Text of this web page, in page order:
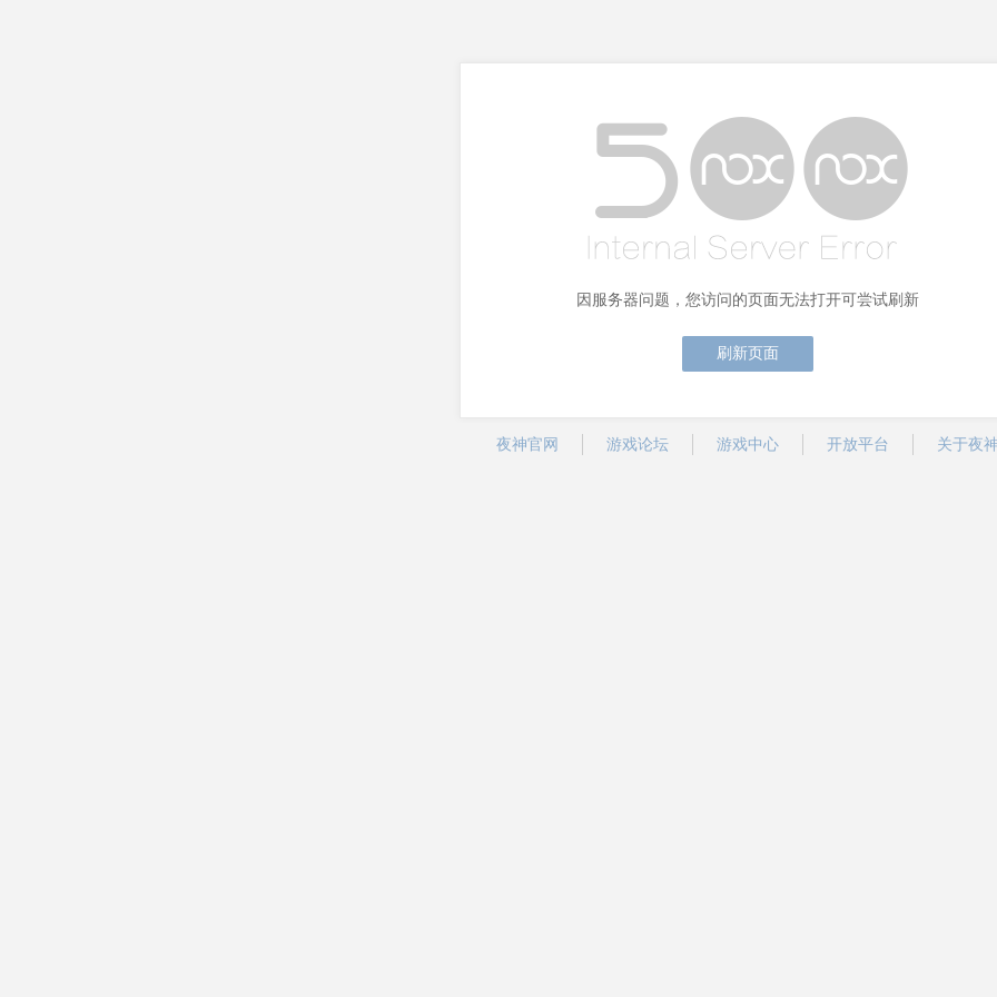
因服务器问题，您访问的页面无法打开可尝试刷新
刷新页面
夜神官网 游戏论坛 游戏中心 开放平台 关于夜